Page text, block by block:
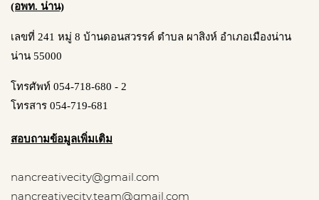
(อพท. น่าน)
เลขที่ 241 หมู่ 8 บ้านดอนสวรรค์ ตำบล ผาสิงห์ อำเภอเมืองน่าน
น่าน 55000
โทรศัพท์ 054-718-680 - 2
โทรสาร 054-719-681
สอบถามข้อมูลเพิ่มเติม
nancreativecity@gmail.com
nancreativecity.team@gmail.com